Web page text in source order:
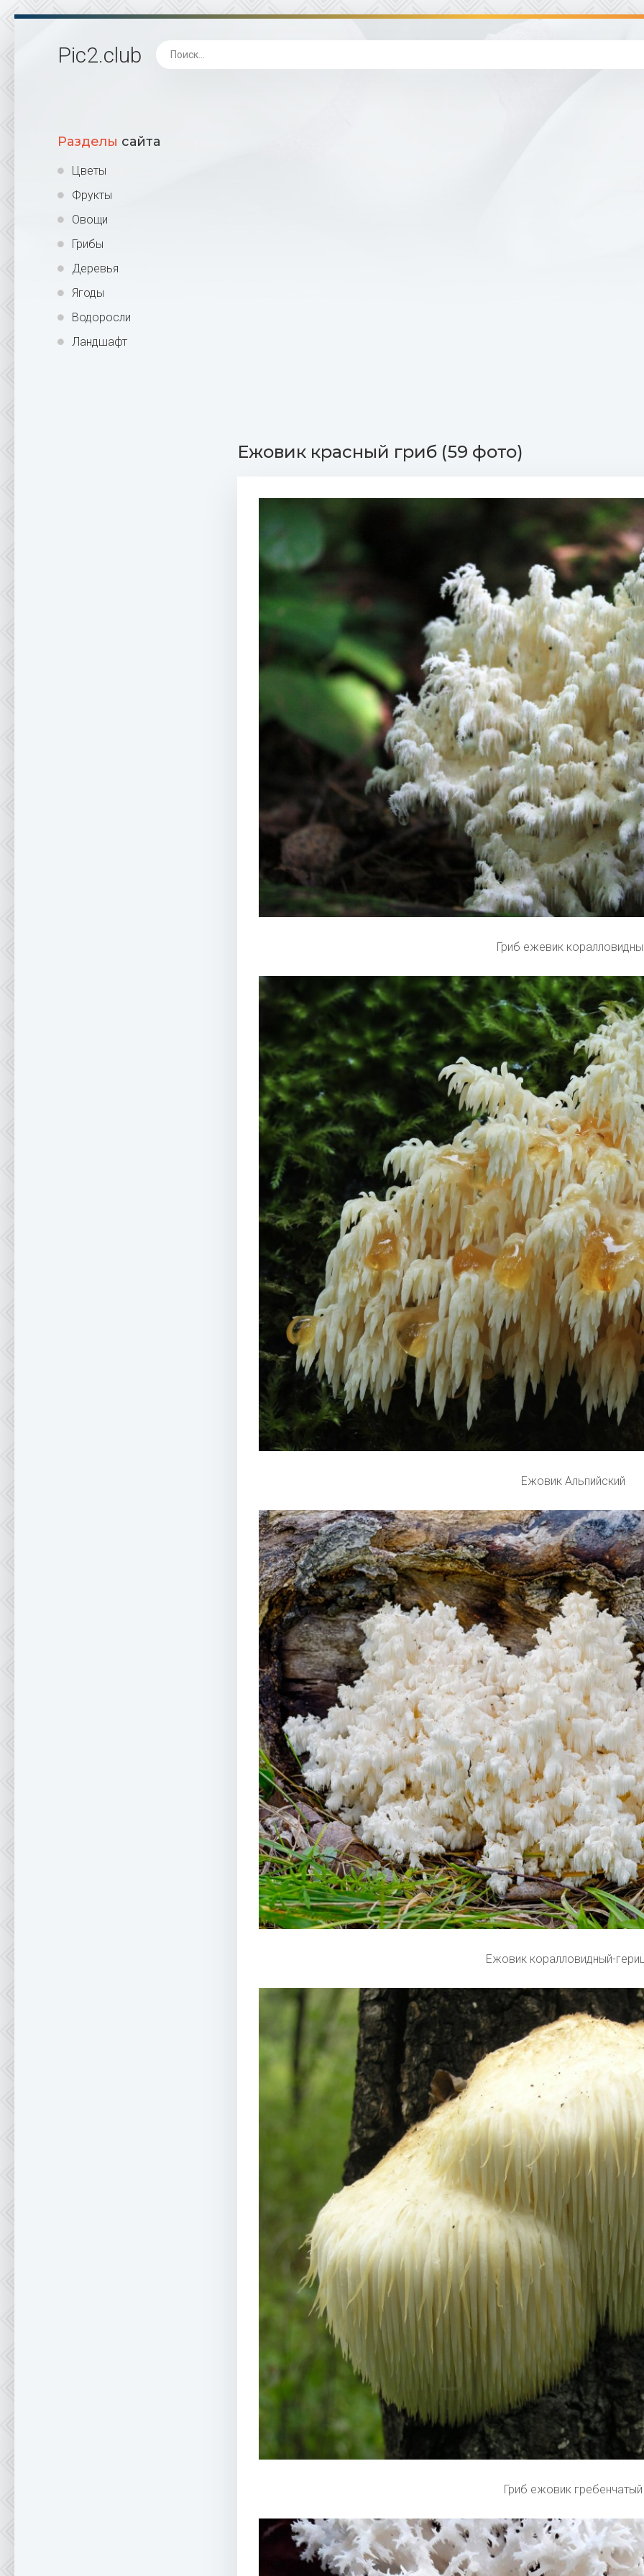
Pic2.club
Разделы сайта
Цветы
Фрукты
Овощи
Грибы
Деревья
Ягоды
Водоросли
Ландшафт
Ежовик красный гриб (59 фото)
Гриб ежевик
Ежовик Альпийский
Ежовик коралловидный-
Гриб ежовик гребенчатый